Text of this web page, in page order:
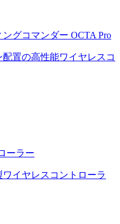
グコマンダー OCTA Pro
置の高性能ワイヤレスコ
ーラー
イヤレスコントローラ